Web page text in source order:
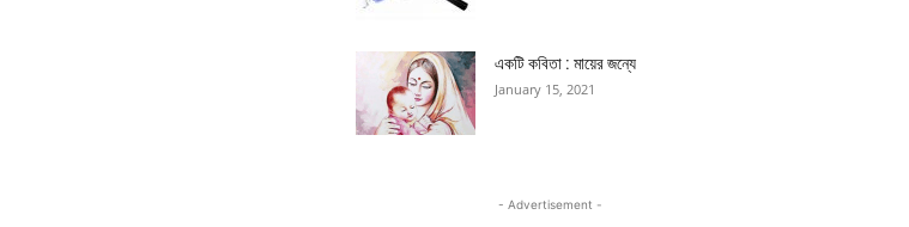
একটি কবিতা : মায়ের জন্যে
January 15, 2021
- Advertisement -